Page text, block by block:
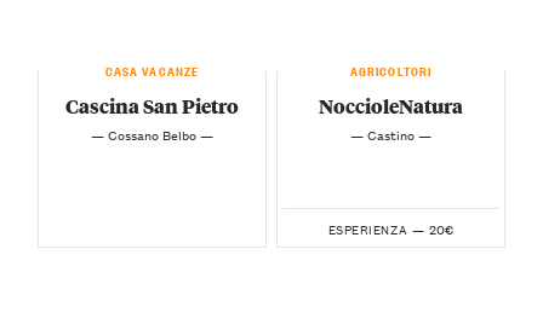
CASA VACANZE
Cascina San Pietro
— Cossano Belbo —
AGRICOLTORI
NoccioleNatura
— Castino —
ESPERIENZA — 20€